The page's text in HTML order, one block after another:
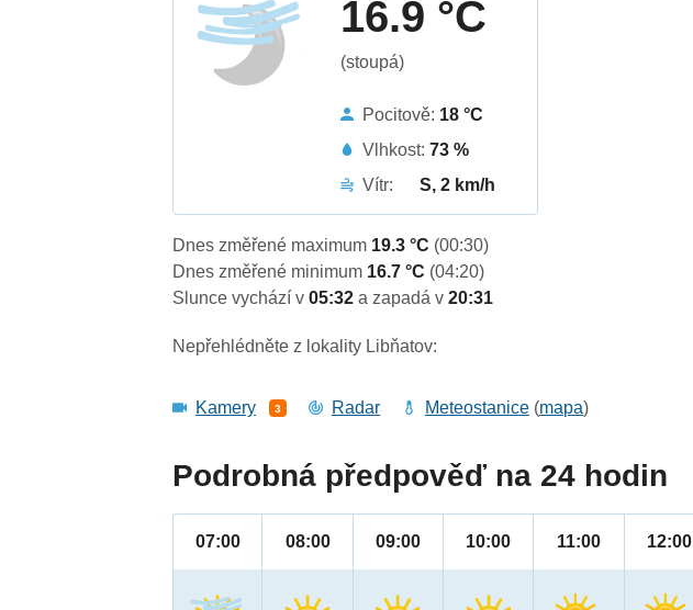
16.9 °C
(stoupá)
Pocitově: 18 °C
Vlhkost:73 %
Vítr:
S, 2 km/h
Dnes změřené maximum 19.3 °C (00:30)
Dnes změřené minimum 16.7 °C (04:20)
Slunce vychází v05:32a zapadá v20:31
Nepřehlédněte z lokality Libňatov:
Kamery 3 Radar Meteostanice (mapa)
Podrobná předpověď na 24 hodin
07:00 08:00 09:00 10:00 11:00 12:00